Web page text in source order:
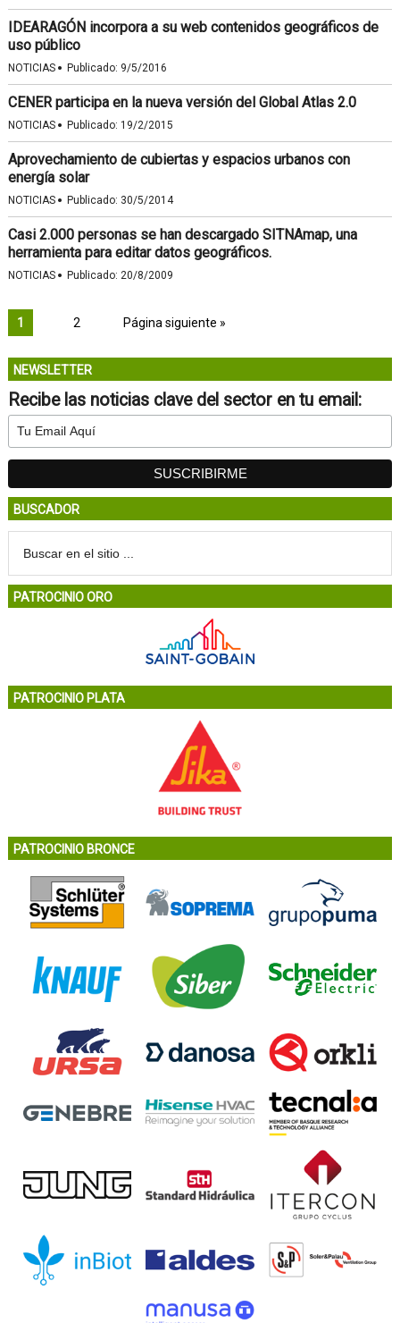
IDEARAGÓN incorpora a su web contenidos geográficos de
uso público
NOTICIAS · Publicado: 9/5/2016
CENER participa en la nueva versión del Global Atlas 2.0
NOTICIAS · Publicado: 19/2/2015
Aprovechamiento de cubiertas y espacios urbanos con
energía solar
NOTICIAS · Publicado: 30/5/2014
Casi 2.000 personas se han descargado SITNAmap, una
herramienta para editar datos geográficos.
NOTICIAS · Publicado: 20/8/2009
1 2 Página siguiente »
NEWSLETTER
Recibe las noticias clave del sector en tu email:
BUSCADOR
PATROCINIO ORO
PATROCINIO PLATA
PATROCINIO BRONCE